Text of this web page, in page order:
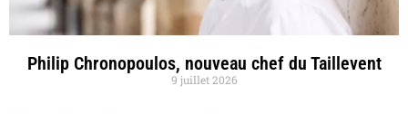
Philip Chronopoulos, nouveau chef du Taillevent
9 juillet 2026